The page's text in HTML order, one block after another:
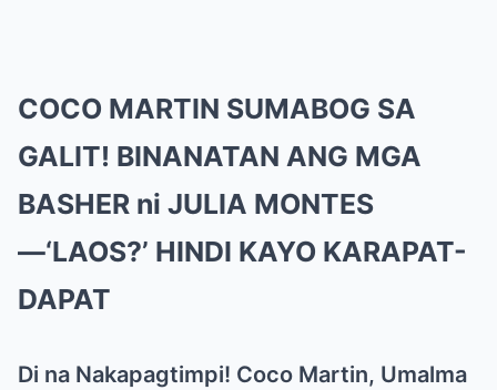
COCO MARTIN SUMABOG SA
GALIT! BINANATAN ANG MGA
BASHER ni JULIA MONTES
—‘LAOS?’ HINDI KAYO KARAPAT-
DAPAT
Di na Nakapagtimpi! Coco Martin, Umalma